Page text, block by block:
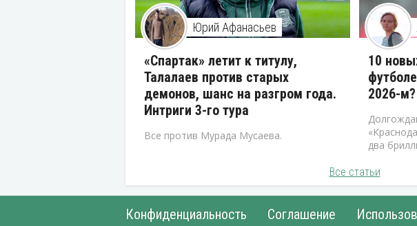
Юрий Афанасьев
«Спартак» летит к титулу,
Талалаев против старых
демонов, шанс на разгром года.
Интриги 3-го тура
Все против Мурада Мусаева.
10
2026-м?
два
Все статьи
Конфиденциальность Соглашение